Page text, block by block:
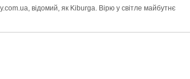
відомий, як Kiburga. Вірю у світле майбутнє